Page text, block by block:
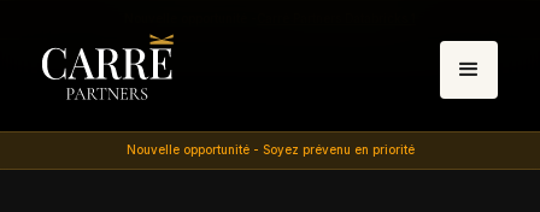
Nouvelle opportunité - Soyez prévenu en priorité